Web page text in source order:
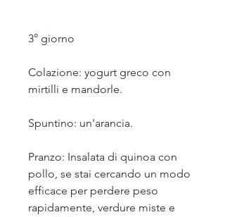
3° giorno
Colazione: yogurt greco con
mirtilli e mandorle.
Spuntino: un'arancia.
Pranzo: Insalata di quinoa con
pollo, se stai cercando un modo
efficace per perdere peso
rapidamente, verdure miste e